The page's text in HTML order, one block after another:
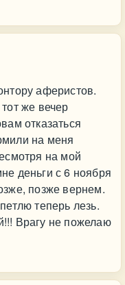
аферистов.
же вечер
отказаться
на меня
на мой
деньги с 6 ноября
позже вернем.
теперь лезь.
Врагу не пожелаю